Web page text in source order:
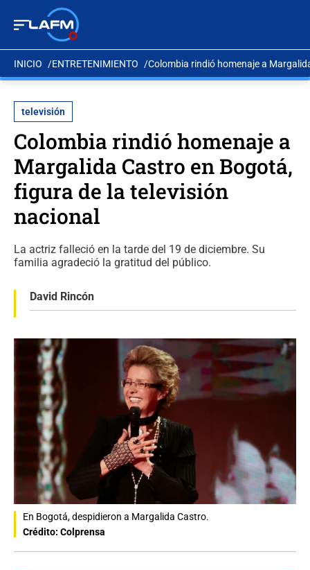
INICIO ENTRETENIMIENTO Colombia rindió homenaje a
televisión
Colombia rindió homenaje a
Margalida Castro en Bogotá,
figura de la televisión
nacional
La actriz falleció en la tarde del 19 de diciembre. Su
familia agradeció la gratitud del público.
David Rincón
En Bogotá, despidieron a Margalida Castro.
Crédito: Colprensa